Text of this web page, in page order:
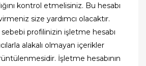
kontrol etmelisiniz. Bu hesabı
size yardımcı olacaktır.
sebebi profilinizin işletme hesabı
alakalı olmayan içerikler
İşletme hesabının